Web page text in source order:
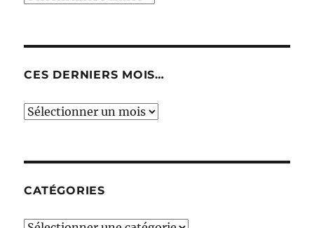
CES DERNIERS MOIS…
Ces
CATÉGORIES